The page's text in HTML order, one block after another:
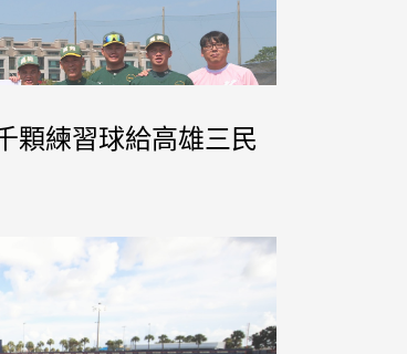
顆練習球給高雄三民